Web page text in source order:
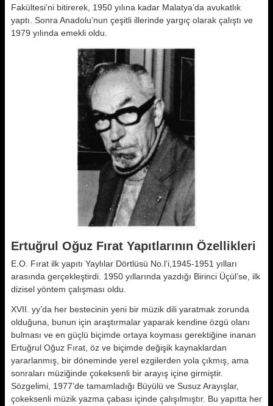
Fakültesi’ni bitirerek, 1950 yılına kadar Malatya’da avukatlık
yaptı. Sonra Anadolu’nun çeşitli illerinde yargıç olarak çalıştı ve
1979 yılında emekli oldu.
Ertuğrul Oğuz Fırat Yapıtlarının Özellikleri
E.O. Fırat ilk yapıtı Yaylılar Dörtlüsü No.l’i,1945-1951 yılları
arasında gerçekleştirdi. 1950 yıllarında yazdığı Birinci Üçül’se, ilk
dizisel yöntem çalışması oldu.
XVII. yy’da her bestecinin yeni bir müzik dili yaratmak zorunda
olduğuna, bunun için araştırmalar yaparak kendine özgü olanı
bulması ve en güçlü biçimde ortaya koyması gerektiğine inanan
Ertuğrul Oğuz Fırat, öz ve biçimde değişik kaynaklardan
yararlanmış, bir döneminde yerel ezgilerden yola çıkmış, ama
sonraları müziğinde çokeksenli bir arayış içine girmiştir.
Sözgelimi, 1977’de tamamladığı Büyülü ve Susuz Arayışlar,
çokeksenli müzik yazma çabası içinde çalışılmıştır. Bu yapıtta her